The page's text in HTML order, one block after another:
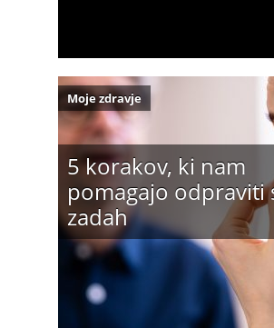
5 korakov, ki nam
pomagajo odpraviti
zadah
Moje zdravje